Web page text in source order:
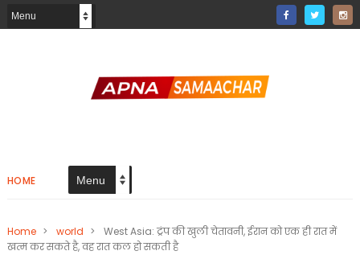
HOME
Home > world >
West Asia: ट्रंप की खुली चेतावनी, ईरान को एक ही रात में
खत्म कर सकते है, वह रात कल हो सकती है